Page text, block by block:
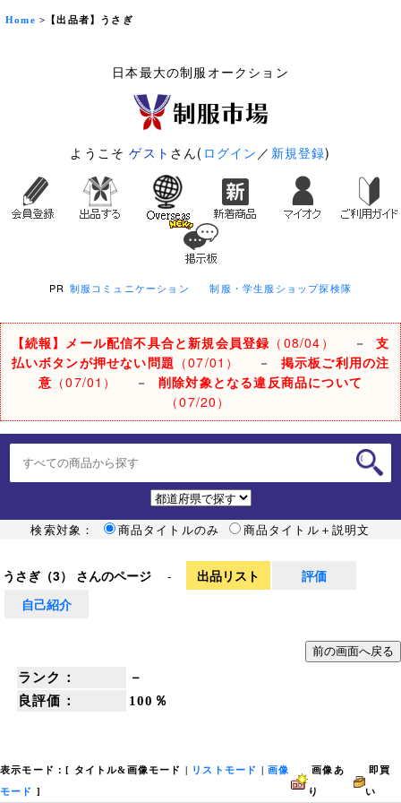
Home >【出品者】うさぎ
日本最大の制服オークション
ようこそゲスト さん( ログイン ／ 新規登録)
PR 制服コミュニケーション 制服・学生服ショップ探検隊
【続報】メール配信不具合と新規会員登録 （08/04） －支
払いボタンが押せない問題 （07/01） － 掲示板ご利用の注
意 （07/01） － 削除対象となる違反商品について
（07/20）
検索対象： 商品タイトルのみ 商品タイトル＋説明文
うさぎ（3） さんのページ - 出品リスト
評価
自己紹介
ランク：
－
良評価：
100％
表示モード：[ タイトル&画像モード リストモード |画像
モード ]
画像あ
り
即買
い